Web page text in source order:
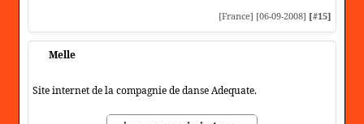
[France] [06-09-2008] [#15]
Melle
Site internet de la compagnie de danse Adequate.